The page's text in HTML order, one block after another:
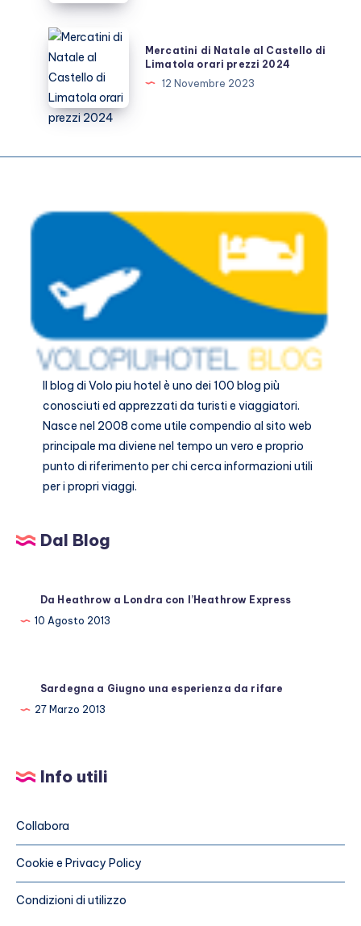
Castello
dell’Ettore
2024
Mercatini
di
Natale
al
Castello
Limatola
2024
Mercatini di Natale al Castello di
Limatola orari prezzi 2024
12 Novembre 2023
Il blog diVolo piu hotelè uno dei 100 blog più
conosciuti ed apprezzati da turisti e viaggiatori.
Nasce nel 2008 come utile compendio al sito web
principale ma diviene nel tempo un vero e proprio
punto di riferimento per chi cerca informazioni utili
per i propri viaggi.
Dal Blog
Da Heathrow a Londra con l’Heathrow Express
10 Agosto 2013
Sardegna a Giugno una esperienza da rifare
27 Marzo 2013
Info utili
Collabora
Cookie e Privacy Policy
Condizioni di utilizzo